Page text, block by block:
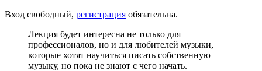
Вход свободный, регистрация обязательна.
Лекция будет интересна не только для
профессионалов, но и для любителей музыки,
которые хотят научиться писать собственную
музыку, но пока не знают с чего начать.